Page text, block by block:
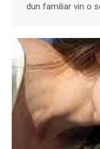
dun familiar vin o